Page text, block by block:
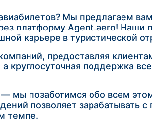
Мы предлагаем
платформу Agent.aero! Наши
карьере в туристической
предоставляя
поддержка
мы позаботимся обо всем
позволяет зарабатывать
темпе.